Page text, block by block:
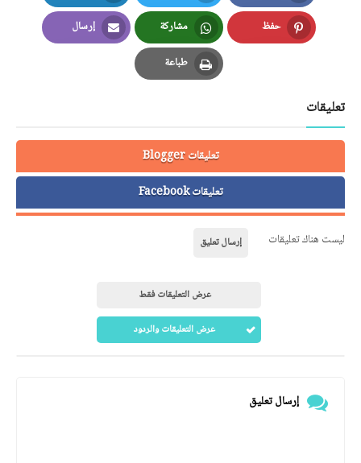
Facebook
Twitter
LinkedIn
حفظ
Pinterest
مشاركة
Whatsapp
إرسال
Email
طباعة
Print
تعليقات
تعليقات Blogger
تعليقات Facebook
ليست هناك تعليقات إرسال تعليق
عرض التعليقات فقط
عرض التعليقات والردود
إرسال تعليق